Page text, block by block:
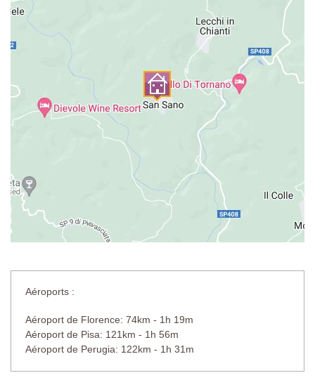
Aéroports :
Aéroport de Florence: 74km - 1h 19m
Aéroport de Pisa: 121km - 1h 56m
Aéroport de Perugia: 122km - 1h 31m